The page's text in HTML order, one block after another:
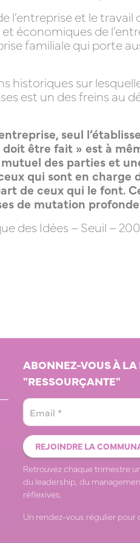
l’entreprise et le travail
économiques de
familiale qui porte
historiques sur
est un des freins au
seul
être fait » est à
des parties et
qui sont en charge
de ceux qui le font.
de mutation
des Idées – Seuil –
ABONNEZ-VOUS À LA
"RESSOURÇANTE"
Retrouvez chaque trimestre
du leadership, du
réflexives.
Un rendez-vous régulier